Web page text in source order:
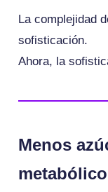
La complejidad
sofisticación.
Ahora, la
Menos
metabólico